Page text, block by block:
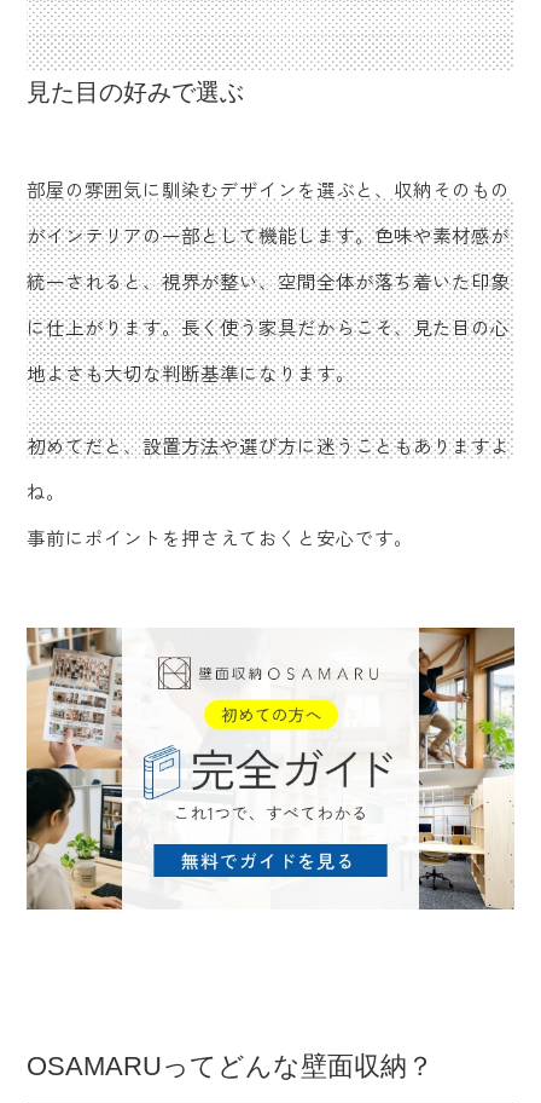
見た目の好みで選ぶ
部屋の雰囲気に馴染むデザインを選ぶと、収納そのもの
がインテリアの一部として機能します。色味や素材感が
統一されると、視界が整い、空間全体が落ち着いた印象
に仕上がります。長く使う家具だからこそ、見た目の心
地よさも大切な判断基準になります。
初めてだと、設置方法や選び方に迷うこともありますよ
ね。
事前にポイントを押さえておくと安心です。
OSAMARUってどんな壁面収納？